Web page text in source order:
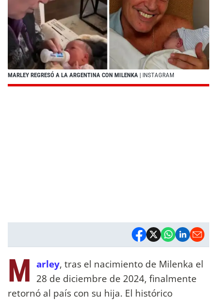
MARLEY REGRESÓ A LA ARGENTINA CON MILENKA | INSTAGRAM
M arley, tras el nacimiento de Milenka el
28 de diciembre de 2024, finalmente
retornó al país con su hija. El histórico